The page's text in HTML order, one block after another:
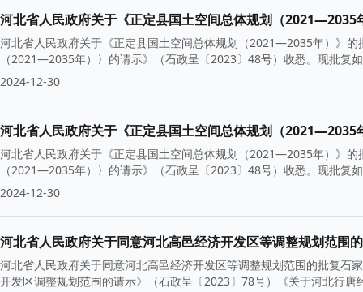
河北省人民政府关于《正定县国土空间总体规划（2021—2035
河北省人民政府关于《正定县国土空间总体规划（2021—2035年）》
（2021—2035年）〉的请示》（石政呈〔2023〕48号）收悉。现批复
2024-12-30
河北省人民政府关于《正定县国土空间总体规划（2021—2035
河北省人民政府关于《正定县国土空间总体规划（2021—2035年）》
（2021—2035年）〉的请示》（石政呈〔2023〕48号）收悉。现批复
2024-12-30
河北省人民政府关于同意河北高邑经济开发区等调整规划范围
河北省人民政府关于同意河北高邑经济开发区等调整规划范围的批复石
开发区调整规划范围的请示》（石政呈〔2023〕78号）《关于河北行